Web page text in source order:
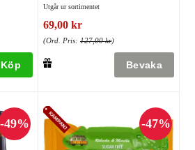
Köp
Utgår ur sortimentet
69,00 kr
(Ord. Pris: 127,00 kr)